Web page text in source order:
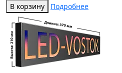
В корзину Подробнее